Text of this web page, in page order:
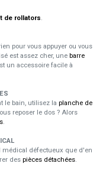
de rollators.
pour vous appuyer ou vous
est assez cher, une barre
un accessoire facile à
le bain, utilisez la planche de
reposer le dos ? Alors
.
médical défectueux que d'en
des pièces détachées.